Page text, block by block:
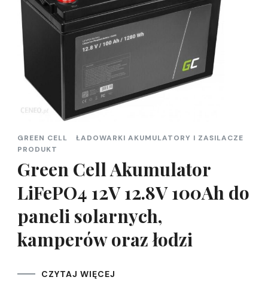
GREEN CELL
ŁADOWARKI AKUMULATORY I ZASILACZE
PRODUKT
Green Cell Akumulator
LiFePO4 12V 12.8V 100Ah do
paneli solarnych,
kamperów oraz łodzi
CZYTAJ WIĘCEJ